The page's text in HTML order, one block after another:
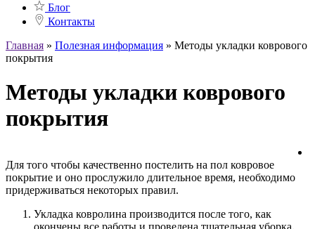
Блог
Контакты
Главная » Полезная информация » Методы укладки коврового
покрытия
Методы укладки коврового
покрытия
Для того чтобы качественно постелить на пол ковровое
покрытие и оно прослужило длительное время, необходимо
придерживаться некоторых правил.
Укладка ковролина производится после того, как